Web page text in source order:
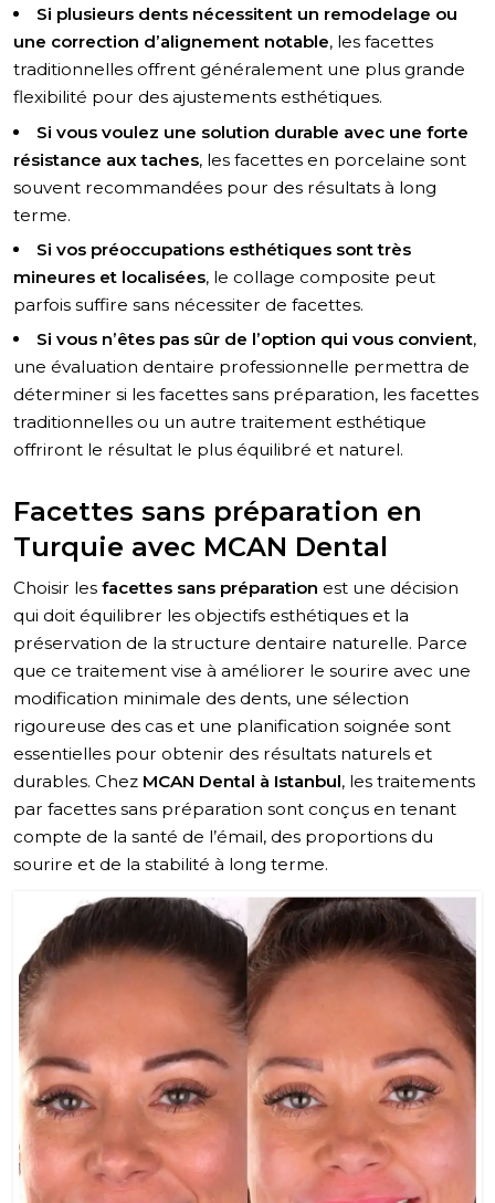
Si plusieurs dents nécessitent un remodelage ou
une correction d’alignement notable, les facettes
traditionnelles offrent généralement une plus grande
flexibilité pour des ajustements esthétiques.
Si vous voulez une solution durable avec une forte
résistance aux taches, les facettes en porcelaine sont
souvent recommandées pour des résultats à long
terme.
Si vos préoccupations esthétiques sont très
mineures et localisées, le collage composite peut
parfois suffire sans nécessiter de facettes.
Si vous n’êtes pas sûr de l’option qui vous convient,
une évaluation dentaire professionnelle permettra de
déterminer si les facettes sans préparation, les facettes
traditionnelles ou un autre traitement esthétique
offriront le résultat le plus équilibré et naturel.
Facettes sans préparation en
Turquie avec MCAN Dental
Choisir les facettes sans préparation est une décision
qui doit équilibrer les objectifs esthétiques et la
préservation de la structure dentaire naturelle. Parce
que ce traitement vise à améliorer le sourire avec une
modification minimale des dents, une sélection
rigoureuse des cas et une planification soignée sont
essentielles pour obtenir des résultats naturels et
durables. Chez MCAN Dental à Istanbul, les traitements
par facettes sans préparation sont conçus en tenant
compte de la santé de l’émail, des proportions du
sourire et de la stabilité à long terme.